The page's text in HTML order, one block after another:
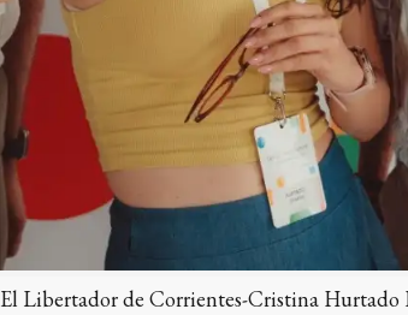
Libertador de Corrientes-Cristina